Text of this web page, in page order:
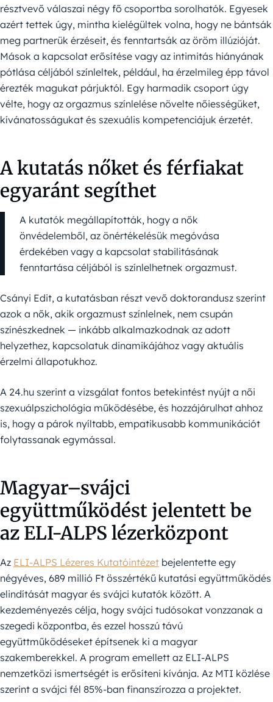
résztvevő válaszai négy fő csoportba sorolhatók. Egyesek
azért tettek úgy, mintha kielégültek volna, hogy ne bántsák
meg partnerük érzéseit, és fenntartsák az öröm illúzióját.
Mások a kapcsolat erősítése vagy az intimitás hiányának
pótlása céljából színleltek, például, ha érzelmileg épp távol
érezték magukat párjuktól. Egy harmadik csoport úgy
vélte, hogy az orgazmus színlelése növelte nőiességüket,
kívánatosságukat és szexuális kompetenciájuk érzetét.
A kutatás nőket és férfiakat
egyaránt segíthet
A kutatók megállapították, hogy a nők
önvédelemből, az önértékelésük megóvása
érdekében vagy a kapcsolat stabilitásának
fenntartása céljából is színlelhetnek orgazmust.
Csányi Edit, a kutatásban részt vevő doktorandusz szerint
azok a nők, akik orgazmust színlelnek, nem csupán
színészkednek — inkább alkalmazkodnak az adott
helyzethez, kapcsolatuk dinamikájához vagy aktuális
érzelmi állapotukhoz.
A 24.hu szerint a vizsgálat fontos betekintést nyújt a női
szexuálpszichológia működésébe, és hozzájárulhat ahhoz
is, hogy a párok nyíltabb, empatikusabb kommunikációt
folytassanak egymással.
Magyar–svájci
együttműködést jelentett be
az ELI-ALPS lézerközpont
Az ELI-ALPS Lézeres Kutatóintézet bejelentette egy
négyéves, 689 millió Ft összértékű kutatási együttműködés
elindítását magyar és svájci kutatók között. A
kezdeményezés célja, hogy svájci tudósokat vonzzanak a
szegedi központba, és ezzel hosszú távú
együttműködéseket építsenek ki a magyar
szakemberekkel. A program emellett az ELI-ALPS
nemzetközi ismertségét is erősíteni kívánja. Az MTI közlése
szerint a svájci fél 85%-ban finanszírozza a projektet.